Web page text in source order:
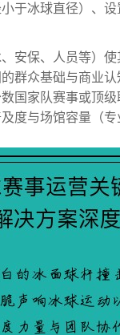
于冰球直径）、设
安保、人员等）
群众基础与商业
国家队赛事或顶
度与场馆容量（